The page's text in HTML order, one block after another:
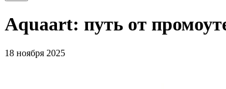
Aquaart: путь от
18 ноября 2025